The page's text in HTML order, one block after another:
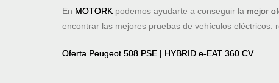
En MOTORK podemos ayudarte a conseguir la mejor
encontrar las mejores pruebas de vehículos
Oferta Peugeot 508 PSE | HYBRID e-EAT 360 CV